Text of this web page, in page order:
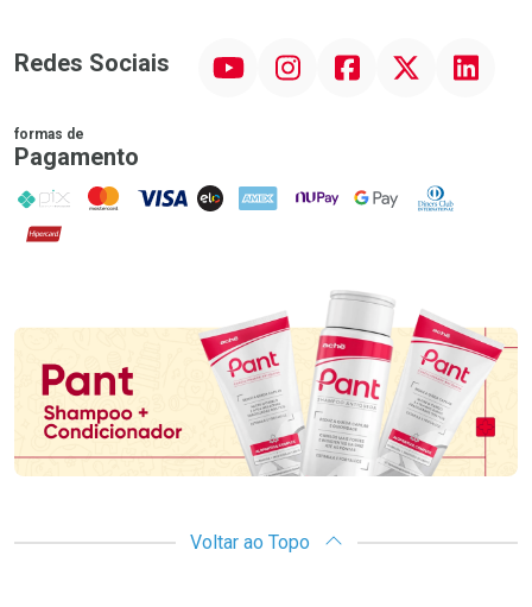
Redes Sociais InstagramFacebookTwitter Linkedin
formas de
Pagamento
PIX MasterCard
VISA ELO AMEX NuPay Google PayDiners Club
Hipercard
Promoção em Destaque
Voltar ao Topo